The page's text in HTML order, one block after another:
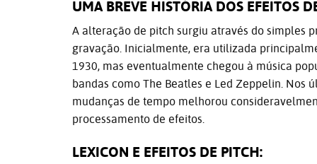
UMA BREVE HISTÓRIA DOS EFEITOS
A alteração de pitch surgiu através do simples
gravação. Inicialmente, era utilizada
1930, mas eventualmente chegou à música
bandas como The Beatles e Led Zeppelin. Nos
mudanças de tempo melhorou
processamento de efeitos.
LEXICON E EFEITOS DE PITCH: